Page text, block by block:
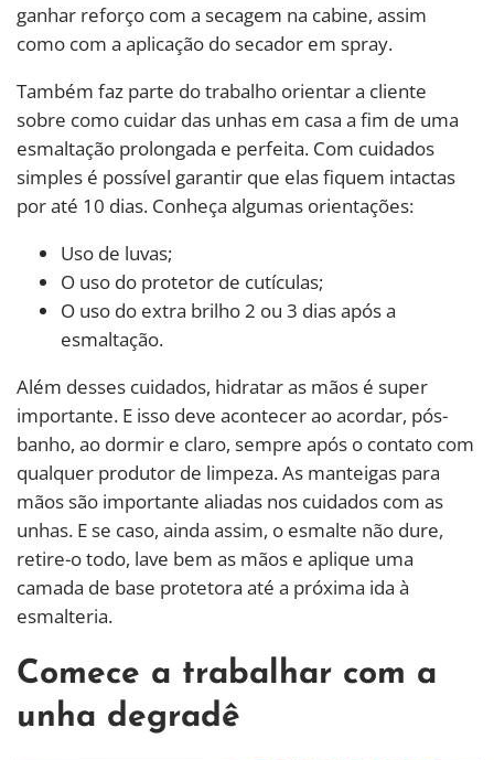
ganhar reforço com a secagem na cabine, assim
como com a aplicação do secador em spray.
Também faz parte do trabalho orientar a cliente
sobre como cuidar das unhas em casa a fim de uma
esmaltação prolongada e perfeita. Com cuidados
simples é possível garantir que elas fiquem intactas
por até 10 dias. Conheça algumas orientações:
Uso de luvas;
O uso do protetor de cutículas;
O uso do extra brilho 2 ou 3 dias após a
esmaltação.
Além desses cuidados, hidratar as mãos é super
importante. E isso deve acontecer ao acordar, pós-
banho, ao dormir e claro, sempre após o contato com
qualquer produtor de limpeza. As manteigas para
mãos são importante aliadas nos cuidados com as
unhas. E se caso, ainda assim, o esmalte não dure,
retire-o todo, lave bem as mãos e aplique uma
camada de base protetora até a próxima ida à
esmalteria.
Comece a trabalhar com a
unha degradê